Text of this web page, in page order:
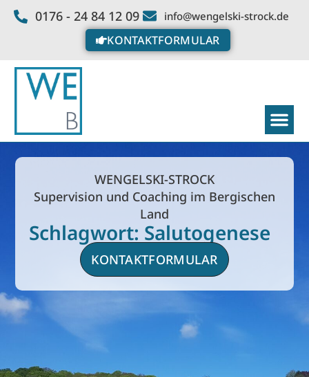
0176 - 24 84 12 09 info@wengelski-strock.de
KONTAKTFORMULAR
WENGELSKI-STROCK
Supervision und Coaching im Bergischen
Land
Schlagwort: Salutogenese
KONTAKTFORMULAR